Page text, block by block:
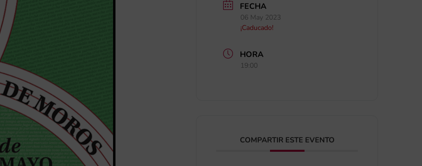
FECHA
06 May 2023
¡Caducado!
HORA
19:00
COMPARTIR ESTE EVENTO